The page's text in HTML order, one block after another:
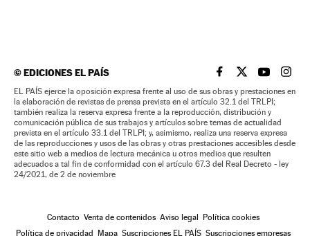
©EDICIONES EL PAÍS EL PAÍS BRASIL EN
EL PAÍSEL PAÍS
EL
EL PAÍS ejerce la oposición expresa frente al uso de sus obras y prestaciones en
la elaboración de revistas de prensa prevista en el artículo 32.1 del TRLPI;
también realiza la reserva expresa frente a la reproducción, distribución y
comunicación pública de sus trabajos y artículos sobre temas de actualidad
prevista en el artículo 33.1 del TRLPI; y, asimismo, realiza una reserva expresa
de las reproducciones y usos de las obras y otras prestaciones accesibles desde
este sitio web a medios de lectura mecánica u otros medios que resulten
adecuados a tal fin de conformidad con el artículo 67.3 del Real Decreto - ley
24/2021, de 2 de noviembre
Contacto Venta de contenidos Aviso legal Política cookies
Política de privacidad Mapa Suscripciones EL PAÍS Suscripciones empresas